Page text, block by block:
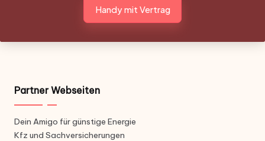
Handy mit Vertrag
Partner Webseiten
Dein Amigo für günstige Energie
Kfz und Sachversicherungen